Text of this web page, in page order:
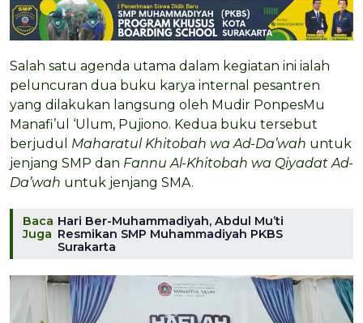
Salah satu agenda utama dalam kegiatan ini ialah
peluncuran dua buku karya internal pesantren
yang dilakukan langsung oleh Mudir PonpesMu
Manafi’ul ‘Ulum, Pujiono. Kedua buku tersebut
berjudul Maharatul Khitobah wa Ad-Da’wah untuk
jenjang SMP dan Fannu Al-Khitobah wa Qiyadat Ad-
Da’wah untuk jenjang SMA.
Baca
Juga
Hari Ber-Muhammadiyah, Abdul Mu’ti
Resmikan SMP Muhammadiyah PKBS
Surakarta